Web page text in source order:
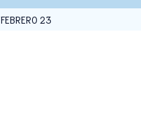
FEBRERO 23